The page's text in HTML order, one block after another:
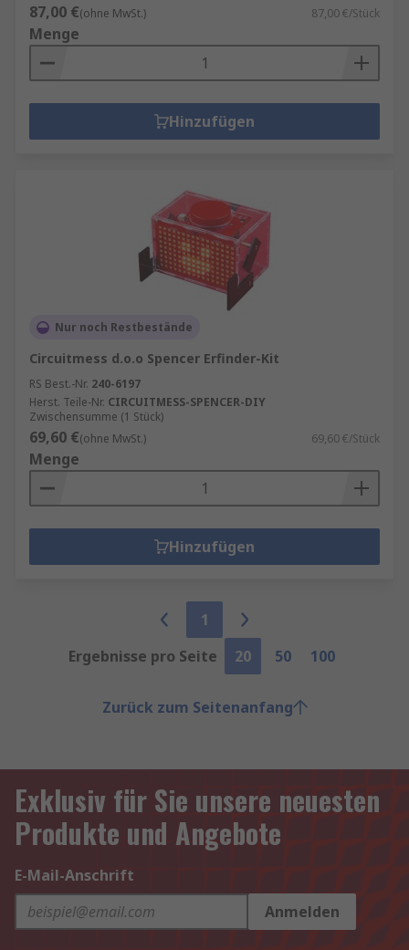
87,00 €(ohne MwSt.) 87,00 €/Stück
Menge
Hinzufügen
Nur noch Restbestände
Circuitmess d.o.o Spencer Erfinder-Kit
RS Best.-Nr. 240-6197
Herst. Teile-Nr. CIRCUITMESS-SPENCER-DIY
Zwischensumme (1 Stück)
69,60 €(ohne MwSt.) 69,60 €/Stück
Menge
Hinzufügen
1
Ergebnisse pro Seite
20 50 100
Zurück zum Seitenanfang
Exklusiv für Sie unsere neuesten
Produkte und Angebote
E-Mail-Anschrift
Anmelden